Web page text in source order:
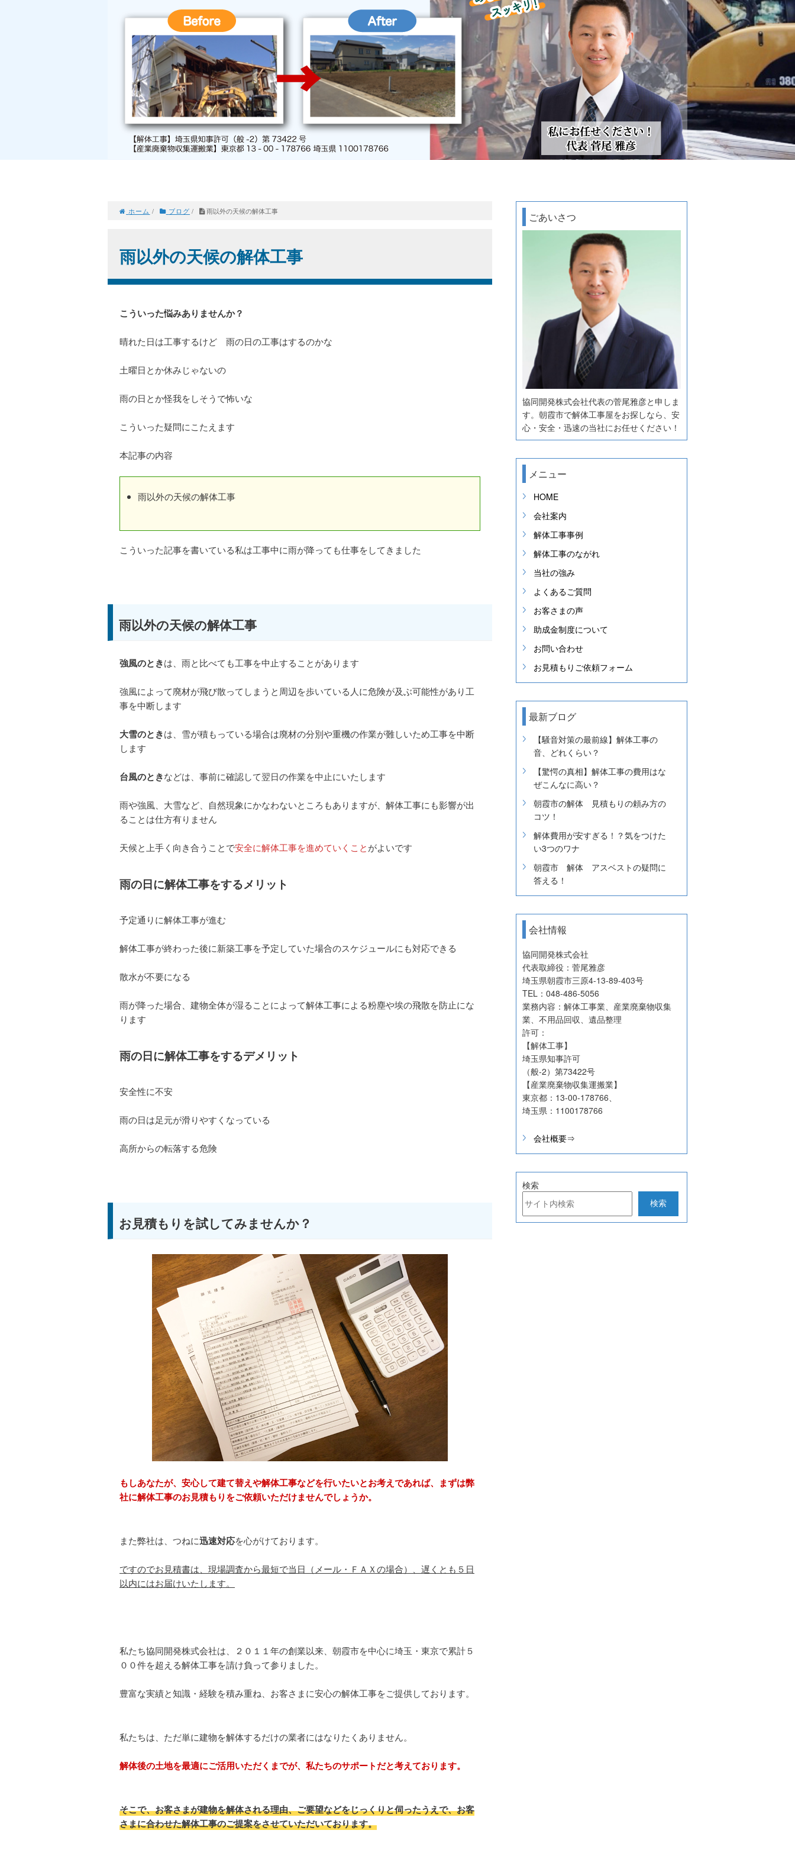
ホーム / ブログ / 雨以外の天候の解体工事
雨以外の天候の解体工事
こういった悩みありませんか？
晴れた日は工事するけど 雨の日の工事はするのかな
土曜日とか休みじゃないの
雨の日とか怪我をしそうで怖いな
こういった疑問にこたえます
本記事の内容
雨以外の天候の解体工事
こういった記事を書いている私は工事中に雨が降っても仕事をしてきました
雨以外の天候の解体工事
強風のときは、雨と比べても工事を中止することがあります
強風によって廃材が飛び散ってしまうと周辺を歩いている人に危険が及ぶ可能性があり工
事を中断します
大雪のときは、雪が積もっている場合は廃材の分別や重機の作業が難しいため工事を中断
します
台風のときなどは、事前に確認して翌日の作業を中止にいたします
雨や強風、大雪など、自然現象にかなわないところもありますが、解体工事にも影響が出
ることは仕方有りません
天候と上手く向き合うことで安全に解体工事を進めていくことがよいです
雨の日に解体工事をするメリット
予定通りに解体工事が進む
解体工事が終わった後に新築工事を予定していた場合のスケジュールにも対応できる
散水が不要になる
雨が降った場合、建物全体が湿ることによって解体工事による粉塵や埃の飛散を防止にな
ります
雨の日に解体工事をするデメリット
安全性に不安
雨の日は足元が滑りやすくなっている
高所からの転落する危険
お見積もりを試してみませんか？
もしあなたが、安心して建て替えや解体工事などを行いたいとお考えであれば、まずは弊
社に解体工事のお見積もりをご依頼いただけませんでしょうか。
また弊社は、つねに迅速対応を心がけております。
ですのでお見積書は、現場調査から最短で当日（メール・ＦＡＸの場合）、遅くとも５日
以内にはお届けいたします。
私たち協同開発株式会社は、２０１１年の創業以来、朝霞市を中心に埼玉・東京で累計５
００件を超える解体工事を請け負って参りました。
豊富な実績と知識・経験を積み重ね、お客さまに安心の解体工事をご提供しております。
私たちは、ただ単に建物を解体するだけの業者にはなりたくありません。
解体後の土地を最適にご活用いただくまでが、私たちのサポートだと考えております。
そこで、お客さまが建物を解体される理由、ご要望などをじっくりと伺ったうえで、お客
さまに合わせた解体工事のご提案をさせていただいております。
ごあいさつ
協同開発株式会社代表の菅尾雅彦と申しま
す。朝霞市で解体工事屋をお探しなら、安
心・安全・迅速の当社にお任せください！
メニュー
HOME
会社案内
解体工事事例
解体工事のながれ
当社の強み
よくあるご質問
お客さまの声
助成金制度について
お問い合わせ
お見積もりご依頼フォーム
最新ブログ
【騒音対策の最前線】解体工事の
音、どれくらい？
【驚愕の真相】解体工事の費用はな
ぜこんなに高い？
朝霞市の解体 見積もりの頼み方の
コツ！
解体費用が安すぎる！？気をつけた
い3つのワナ
朝霞市 解体 アスベストの疑問に
答える！
会社情報
協同開発株式会社
代表取締役：菅尾雅彦
埼玉県朝霞市三原4-13-89-403号
TEL：048-486-5056
業務内容：解体工事業、産業廃棄物収集
業、不用品回収、遺品整理
許可：
【解体工事】
埼玉県知事許可
（般-2）第73422号
【産業廃棄物収集運搬業】
東京都：13-00‐178766、
埼玉県：1100178766
会社概要⇒
検索
検索